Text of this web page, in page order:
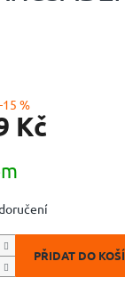
%
Kč
PŘIDAT DO